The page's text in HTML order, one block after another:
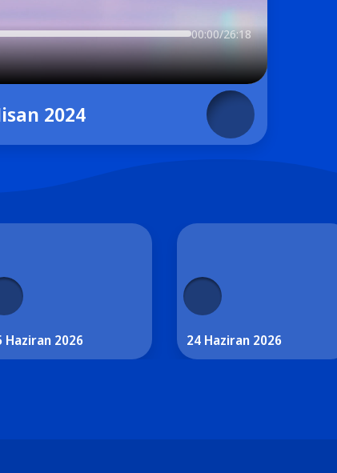
00:00/26:18
2024
Haziran 2026 24 Haziran 2026